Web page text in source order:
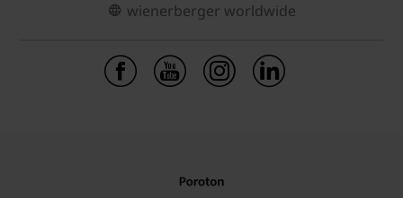
wienerberger worldwide